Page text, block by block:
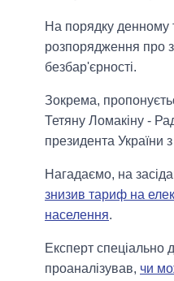
На порядку денному
розпорядження про
безбар'єрності.
Зокрема,
Тетяну Ломакіну -
президента України
Нагадаємо, на
знизив тариф на
населення.
Експерт спеціально
проаналізував, чи